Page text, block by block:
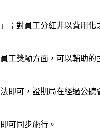
；對員工分紅非以費用
工獎勵方面，可以輔助
即可，證期局在經過公
可同步施行。